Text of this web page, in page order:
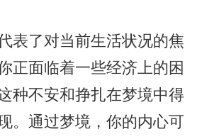
表了对当前生活状况的焦
正面临着一些经济上的困
种不安和挣扎在梦境中得
。通过梦境，你的内心可